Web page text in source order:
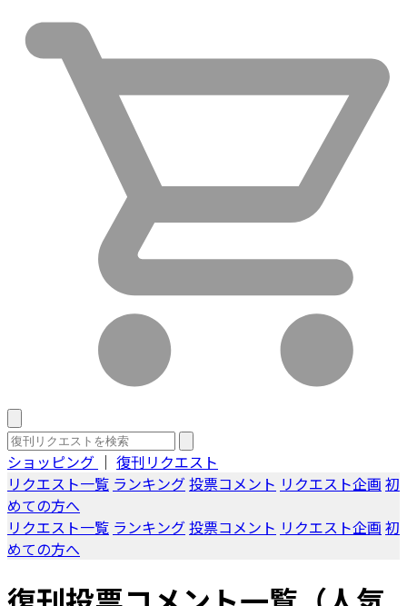
ショッピング ｜ 復刊リクエスト
リクエスト一覧 ランキング投票コメント リクエスト企画 初
めての方へ
リクエスト一覧 ランキング投票コメント リクエスト企画 初
めての方へ